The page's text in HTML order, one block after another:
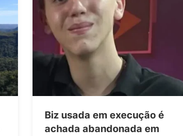
Biz usada em execução é
achada abandonada em